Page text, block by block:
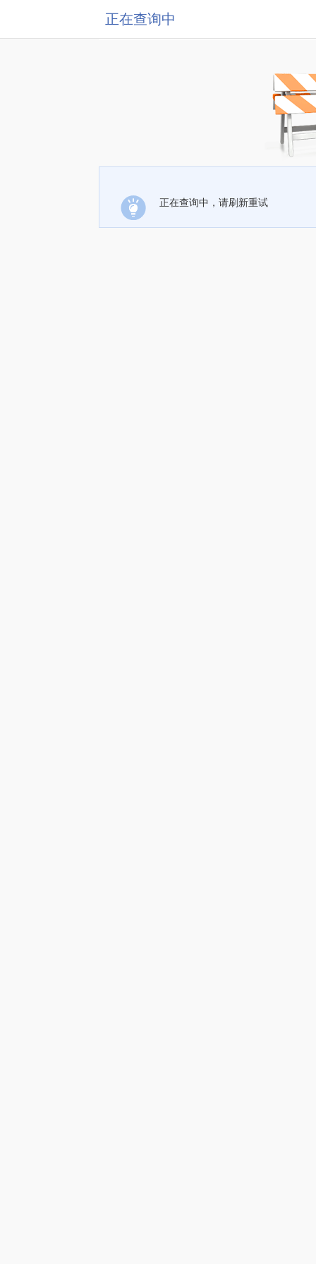
正在查询中
正在查询中，请刷新重试